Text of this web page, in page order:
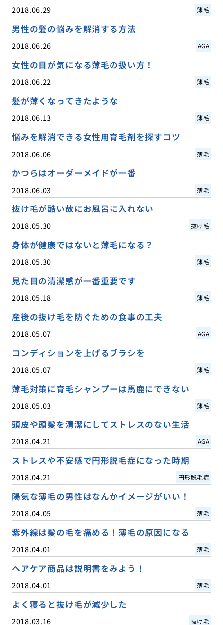
2018.06.29 薄毛
男性の髪の悩みを解消する方法
2018.06.26 AGA
女性の目が気になる薄毛の扱い方！
2018.06.22 薄毛
髪が薄くなってきたような
2018.06.13 薄毛
悩みを解消できる女性用育毛剤を探すコツ
2018.06.06 薄毛
かつらはオーダーメイドが一番
2018.06.03 薄毛
抜け毛が酷い故にお風呂に入れない
2018.05.30 抜け毛
身体が健康ではないと薄毛になる？
2018.05.30 薄毛
見た目の清潔感が一番重要です
2018.05.18 薄毛
産後の抜け毛を防ぐための食事の工夫
2018.05.07 AGA
コンディションを上げるブラシを
2018.05.07 薄毛
薄毛対策に育毛シャンプーは馬鹿にできない
2018.05.03 薄毛
頭皮や頭髪を清潔にしてストレスのない生活
2018.04.21 AGA
ストレスや不安感で円形脱毛症になった時期
2018.04.21 円形脱毛症
陽気な薄毛の男性はなんかイメージがいい！
2018.04.05 薄毛
紫外線は髪の毛を痛める！薄毛の原因になる
2018.04.01 薄毛
ヘアケア商品は説明書をみよう！
2018.04.01 薄毛
よく寝ると抜け毛が減少した
2018.03.16 抜け毛